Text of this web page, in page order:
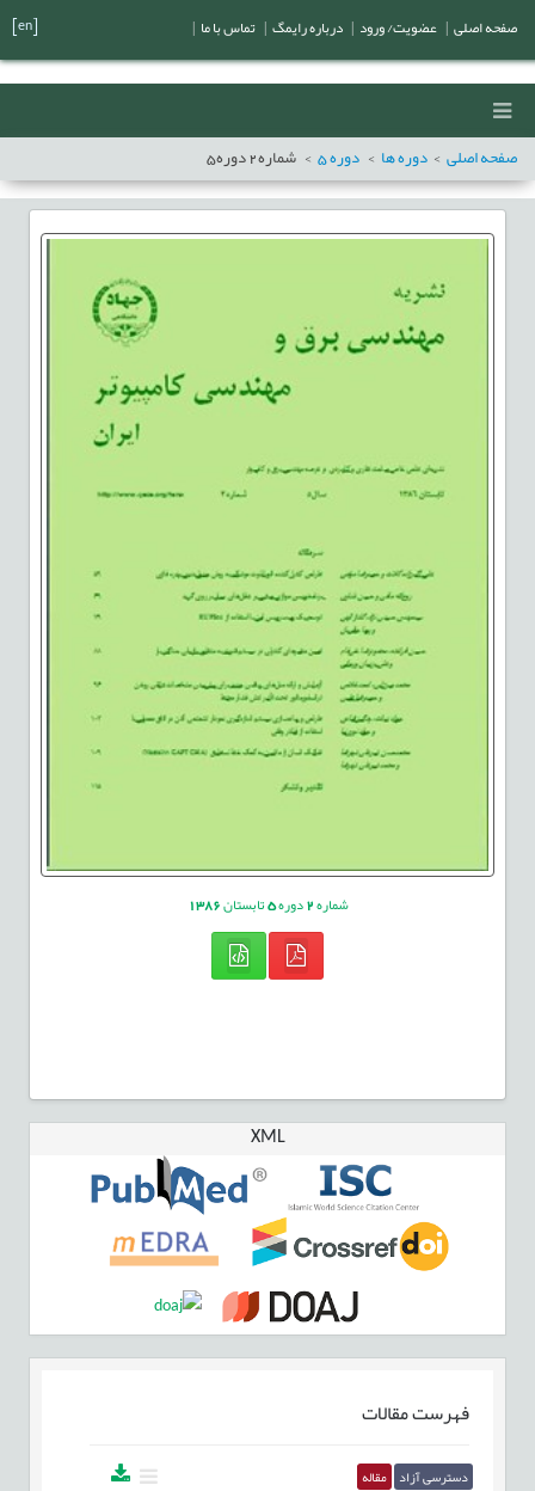
صفحه اصلی دوره ها دوره5 شماره2دوره5
شماره2دوره5تابستان1386
XML
فهرست مقالات
دسترسی آزاد مقاله
صفحه اصلی عضویت/ ورود درباره رایمگ تماس با ما